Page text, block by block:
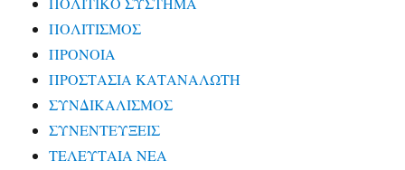
ΠΟΛΙΤΙΣΜΟΣ
ΠΡΟΝΟΙΑ
ΠΡΟΣΤΑΣΙΑ ΚΑΤΑΝΑΛΩΤΗ
ΣΥΝΔΙΚΑΛΙΣΜΟΣ
ΣΥΝΕΝΤΕΥΞΕΙΣ
ΤΕΛΕΥΤΑΙΑ ΝΕΑ